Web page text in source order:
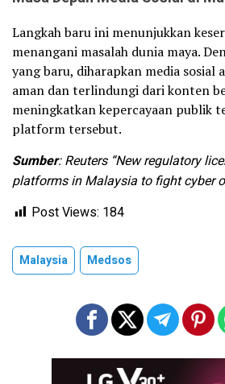
Langkah baru ini menunjukkan
menangani masalah dunia maya.
yang baru, diharapkan media sosial
aman dan terlindungi dari konten
meningkatkan kepercayaan publik
platform tersebut.
Sumber: Reuters “New regulatory
platforms in Malaysia to fight cyber
Post Views: 184
Malaysia Medsos